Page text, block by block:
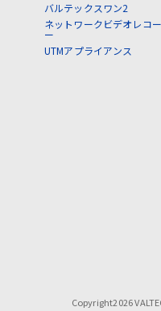
バルテックスワン2
ネットワークビデオレコ
ー
UTMアプライアンス
Copyright2026